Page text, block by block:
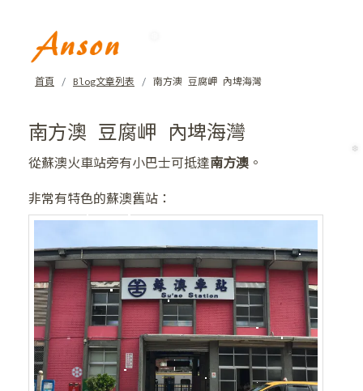
首頁 Blog文章列表 南方澳 豆腐岬 內埤海灣
南方澳 豆腐岬 內埤海灣
從蘇澳火車站旁有小巴士可抵達南方澳 。
非常有特色的蘇澳舊站：
❄